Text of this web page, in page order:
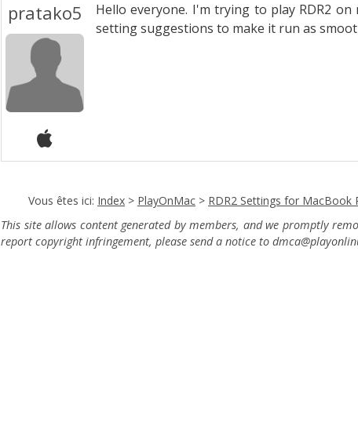
pratako5
Hello everyone. I'm trying to play RDR2
setting suggestions to make it run as
Vous êtes ici: Index > PlayOnMac > RDR2 Settings for MacBook
This site allows content generated by members, and we promptly
report copyright infringement, please send a notice to dmca